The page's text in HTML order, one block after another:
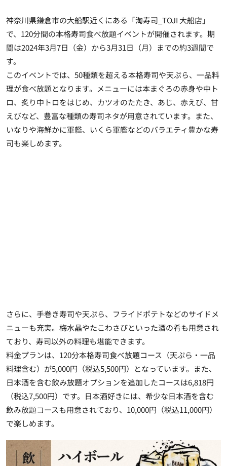
神奈川県鎌倉市の大船駅近くにある「淘寿司_TOJI 大船店」
で、120分間の本格寿司食べ放題イベントが開催されます。期
間は2024年3月7日（金）から3月31日（月）までの約3週間で
す。
このイベントでは、50種類を超える本格寿司や天ぷら、一品料
理が食べ放題となります。メニューには本まぐろの赤身や中ト
ロ、炙り中トロをはじめ、カツオのたたき、あじ、赤えび、甘
えびなど、豊富な種類の寿司ネタが用意されています。また、
いなりや海鮮かに軍艦、いくら軍艦などのバラエティ豊かな寿
司も楽しめます。
さらに、手巻き寿司や天ぷら、フライドポテトなどのサイドメ
ニューも充実。梅水晶やたこわさびといった酒の肴も用意され
ており、寿司以外の料理も堪能できます。
料金プランは、120分本格寿司食べ放題コース（天ぷら・一品
料理含む）が5,000円（税込5,500円）となっています。また、
日本酒を含む飲み放題オプションを追加したコースは6,818円
（税込7,500円）です。日本酒好きには、希少な日本酒を含む
飲み放題コースも用意されており、10,000円（税込11,000円）
で楽しめます。